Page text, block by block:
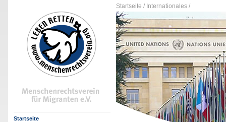
Startseite / Internationales /
Startseite